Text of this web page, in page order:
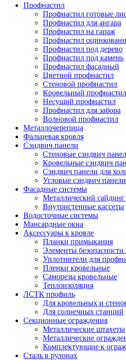
Профнастил
Профнастил готовые
Профнастил для ангара
Профнастил на гараж
Профнастил
Профнастил под дерево
Профнастил под камень
Профнастил фасадный
Цветной профнастил
Стеновой профнастил
Кровельный профнастил
Несущий профнастил
Профнастил для забора
Волновой профнастил
Металлочерепица
Фальцевая кровля
Сэндвич панели
Стеновые сэндвич
Кровельные сэндвич
Сэндвич панели для
Угловые сэндвич панели
Фасадные системы
Металлический сайдинг
Внутристенные кассеты
Водосточные системы
Мансардные окна
Аксессуары к кровле
Планки примыкания
Элементы безопасности
Уплотнители для
Пленки кровельные
Саморезы кровельные
Теплоизоляция
ЛСТК профиль
Для кровельных и
Для солнечных станций
Секционные ограждения
Металлические штахеты
Металлические
Комплектующие к
Сталь в рулонах